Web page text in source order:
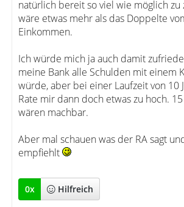
natürlich bereit so viel wie möglich zu
wäre etwas mehr als das Doppelte
Einkommen.
Ich würde mich ja auch damit
meine Bank alle Schulden mit einem
würde, aber bei einer Laufzeit von 10
Rate mir dann doch etwas zu hoch.
wären machbar.
Aber mal schauen was der RA sagt
empfiehlt
0x Hilfreich